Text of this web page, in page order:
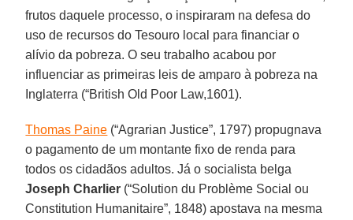
frutos daquele processo, o inspiraram na defesa do
uso de recursos do Tesouro local para financiar o
alívio da pobreza. O seu trabalho acabou por
influenciar as primeiras leis de amparo à pobreza na
Inglaterra (“British Old Poor Law,1601).
Thomas Paine (“Agrarian Justice”, 1797) propugnava
o pagamento de um montante fixo de renda para
todos os cidadãos adultos. Já o socialista belga
Joseph Charlier (“Solution du Problème Social ou
Constitution Humanitaire”, 1848) apostava na mesma